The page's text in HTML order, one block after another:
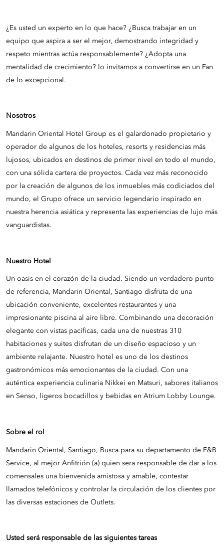
¿Es usted un experto en lo que hace? ¿Busca trabajar en un
equipo que aspira a ser el mejor, demostrando integridad y
respeto mientras actúa responsablemente? ¿Adopta una
mentalidad de crecimiento? lo invitamos a convertirse en un Fan
de lo excepcional.
Nosotros
Mandarin Oriental Hotel Group es el galardonado propietario y
operador de algunos de los hoteles, resorts y residencias más
lujosos, ubicados en destinos de primer nivel en todo el mundo,
con una sólida cartera de proyectos. Cada vez más reconocido
por la creación de algunos de los inmuebles más codiciados del
mundo, el Grupo ofrece un servicio legendario inspirado en
nuestra herencia asiática y representa las experiencias de lujo más
vanguardistas.
Nuestro Hotel
Un oasis en el corazón de la ciudad. Siendo un verdadero punto
de referencia, Mandarin Oriental, Santiago disfruta de una
ubicación conveniente, excelentes restaurantes y una
impresionante piscina al aire libre. Combinando una decoración
elegante con vistas pacíficas, cada una de nuestras 310
habitaciones y suites disfrutan de un diseño espacioso y un
ambiente relajante. Nuestro hotel es uno de los destinos
gastronómicos más emocionantes de la ciudad. Con una
auténtica experiencia culinaria Nikkei en Matsuri, sabores italianos
en Senso, ligeros bocadillos y bebidas en Atrium Lobby Lounge.
Sobre el rol
Mandarin Oriental, Santiago, Busca para su departamento de F&B
Service, al mejor Anfitrión (a) quien sera responsable de dar a los
comensales una bienvenida amistosa y amable, contestar
llamados telefónicos y controlar la circulación de los clientes por
las diversas estaciones de Outlets.
Usted será responsable de las siguientes tareas